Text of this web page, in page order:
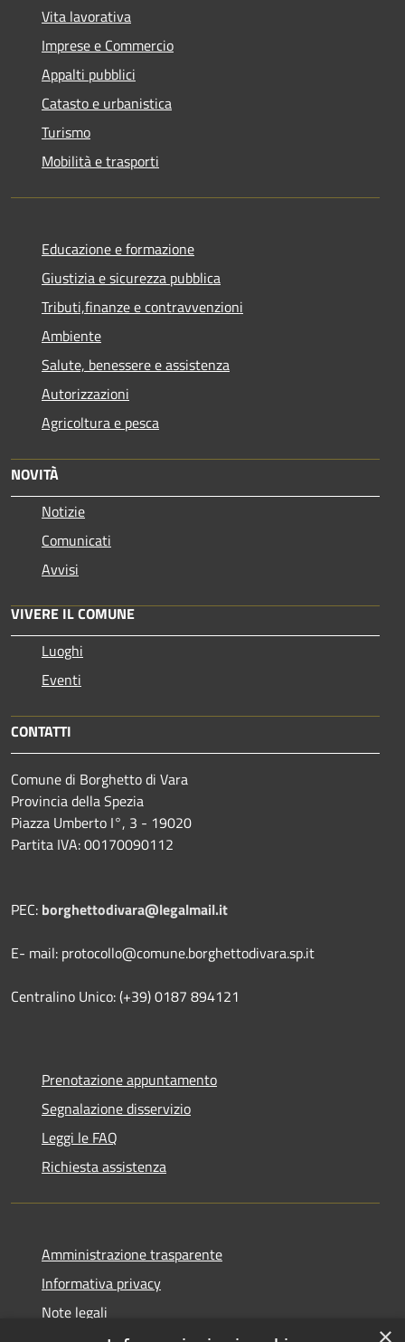
Vita lavorativa
Imprese e Commercio
Appalti pubblici
Catasto e urbanistica
Turismo
Mobilità e trasporti
Educazione e formazione
Giustizia e sicurezza pubblica
Tributi,finanze e contravvenzioni
Ambiente
Salute, benessere e assistenza
Autorizzazioni
Agricoltura e pesca
NOVITÀ
Notizie
Comunicati
Avvisi
VIVERE IL COMUNE
Luoghi
Eventi
CONTATTI
Comune di Borghetto di Vara
Provincia della Spezia
Piazza Umberto I°, 3 - 19020
Partita IVA: 00170090112
PEC: borghettodivara@legalmail.it
E- mail: protocollo@comune.borghettodivara.sp.it
Centralino Unico: (+39) 0187 894121
Prenotazione appuntamento
Segnalazione disservizio
Leggi le FAQ
Richiesta assistenza
Amministrazione trasparente
Informativa privacy
Note legali